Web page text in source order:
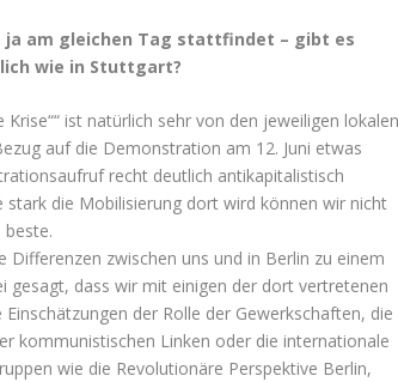
ja am gleichen Tag stattfindet – gibt es
wie in Stuttgart?
ist natürlich sehr von den jeweiligen
auf die Demonstration am 12. Juni etwas
recht deutlich antikapitalistisch
stark die Mobilisierung dort wird können wir nicht
zwischen uns und in Berlin zu einem
gesagt, dass wir mit einigen der dort vertretenen
der Rolle der Gewerkschaften, die
kommunistischen Linken oder die internationale
wie die Revolutionäre Perspektive Berlin,